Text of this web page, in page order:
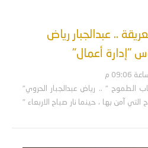
.. عبدالجبار رياض
"إدارة أعمال"
" .. رياض عبدالجبار الحروي"
آمن بها ، حينما نار صباح الاربعاء "